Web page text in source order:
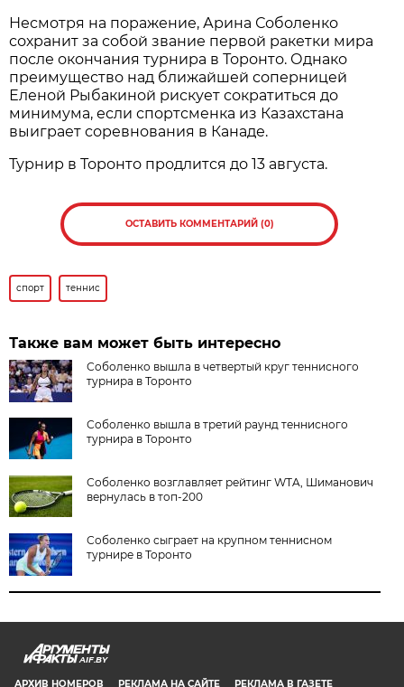
Несмотря на поражение, Арина Соболенко
сохранит за собой звание первой ракетки мира
после окончания турнира в Торонто. Однако
преимущество над ближайшей соперницей
Еленой Рыбакиной рискует сократиться до
минимума, если спортсменка из Казахстана
выиграет соревнования в Канаде.
Турнир в Торонто продлится до 13 августа.
ОСТАВИТЬ КОММЕНТАРИЙ (0)
спорт теннис
Также вам может быть интересно
Соболенко вышла в четвертый круг теннисного
турнира в Торонто
Соболенко вышла в третий раунд теннисного
турнира в Торонто
Соболенко возглавляет рейтинг WTA, Шиманович
вернулась в топ-200
Соболенко сыграет на крупном теннисном
турнире в Торонто
AIF.BY
АРХИВ НОМЕРОВ РЕКЛАМА НА САЙТЕ РЕКЛАМА В ГАЗЕТЕ